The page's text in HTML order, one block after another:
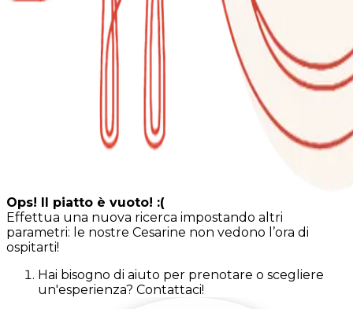
Ops! Il piatto è vuoto! :(
Effettua una nuova ricerca impostando altri
parametri: le nostre Cesarine non vedono l’ora di
ospitarti!
Hai bisogno di aiuto per prenotare o scegliere
un'esperienza? Contattaci!